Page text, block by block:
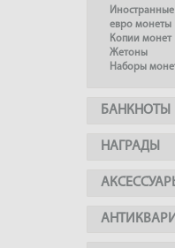
евро монеты
Копии монет
Жетоны
Наборы
БАНКНОТЫ
НАГРАДЫ